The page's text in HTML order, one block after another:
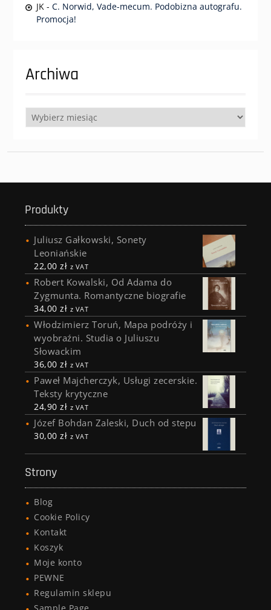
JK- C. Norwid, Vade-mecum. Podobizna autografu.
Promocja!
Archiwa
Archiwa
Produkty
Juliusz Gałkowski, Sonety
Leoniańskie
22,00zł z VAT
Robert Kowalski, Od Adama do
Zygmunta. Romantyczne biografie
34,00zł z VAT
Włodzimierz Toruń, Mapa podróży i
wyobraźni. Studia o Juliuszu
Słowackim
36,00zł z VAT
Paweł Majcherczyk, Usługi zecerskie.
Teksty krytyczne
24,90zł z VAT
Józef Bohdan Zaleski, Duch od stepu
30,00zł z VAT
Strony
Blog
Cookie Policy
Kontakt
Koszyk
Moje konto
PEWNE
Regulamin sklepu